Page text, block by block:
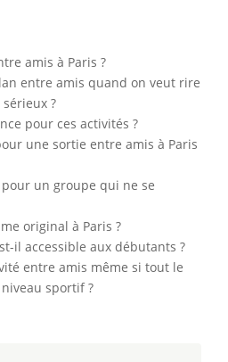
amis à Paris ?
entre amis quand on veut rire
?
pour ces activités ?
une sortie entre amis à Paris
un groupe qui ne se
original à Paris ?
il accessible aux débutants ?
entre amis même si tout le
sportif ?